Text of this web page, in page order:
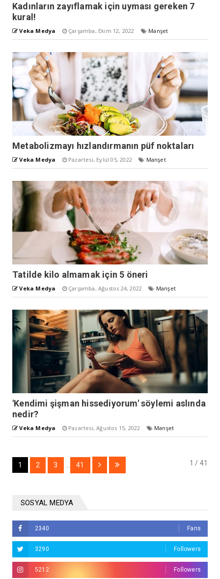
Kadınların zayıflamak için uyması gereken 7
kural!
Veka Medya Çarşamba, Ekim 12, 2022 Manşet
Metabolizmayı hızlandırmanın püf noktaları
Veka Medya Pazartesi, Eylül 05, 2022 Manşet
Tatilde kilo almamak için 5 öneri
Veka Medya Çarşamba, Ağustos 24, 2022 Manşet
'Kendimi şişman hissediyorum' söylemi aslında
nedir?
Veka Medya Pazartesi, Ağustos 15, 2022 Manşet
1 / 41
1 2 3 41
SOSYAL MEDYA
2340 Fans
3290 Followers
5212 Followers